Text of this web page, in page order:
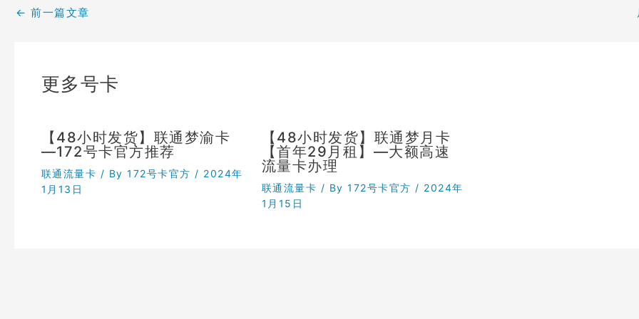
← 前一篇文章
更多号卡
【48小时发货】联通梦渝卡
—172号卡官方推荐
联通流量卡 / By 172号卡官方 / 2024年
1月13日
【48小时发货】联通梦月卡
【首年29月租】—大额高速
流量卡办理
联通流量卡 / By172号卡官方 / 2024年
1月15日